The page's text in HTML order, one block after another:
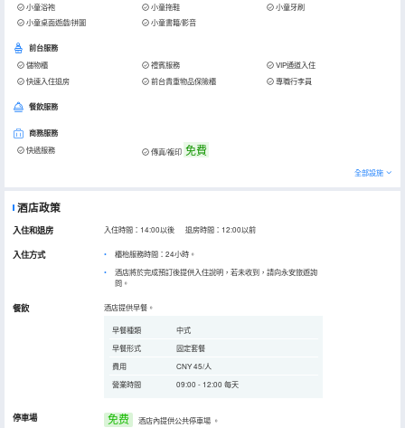
小童浴袍 小童拖鞋
小童牙刷
小童桌面遊戲/拼圖
小童書籍/影音
前台服務
儲物櫃 禮賓服務
VIP通道入住
快速入住退房
前台貴重物品保險櫃 專職行李員
餐飲服務
商務服務
快遞服務 傳真/複印 免費
全部設施
酒店政策
入住和退房 入住時間：14:00以後 退房時間：12:00以前
入住方式
櫃枱服務時間：24小時。
酒店將於完成預訂後提供入住說明，若未收到，請向永安旅遊詢
問。
餐飲 酒店提供早餐。
早餐種類
中式
早餐形式
固定套餐
費用
CNY 45/人
營業時間
09:00 - 12:00 每天
停車場 免费 酒店內提供公共停車場 。